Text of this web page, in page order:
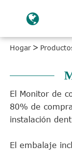
Hogar
El Monitor de
80% de
instalación
El embalaje